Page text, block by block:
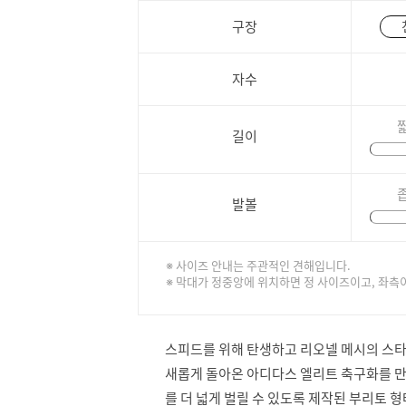
구장
자수
길이
발볼
※ 사이즈 안내는 주관적인 견해입니다.
※ 막대가 정중앙에 위치하면 정 사이즈이고, 좌
스피드를 위해 탄생하고 리오넬 메시의 스
새롭게 돌아온 아디다스 엘리트 축구화를
를 더 넓게 벌릴 수 있도록 제작된 부리토